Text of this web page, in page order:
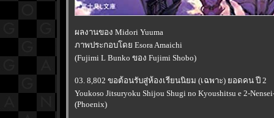
ผลงานของ Midori Yuuma
ภาพประกอบโดย Esora Amaichi
(Fujimi L Bunko ของ Fujimi Shobo)
03. 8,802 ขอต้อนรับสู่ห้องเรียนนิยม (เฉพาะ) ยอดคน ปี 2
Youkoso Jitsuryoku Shijou Shugi no Kyoushitsu e 2-
(Phoenix)